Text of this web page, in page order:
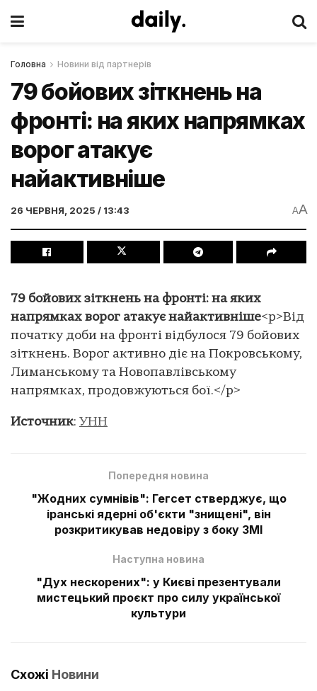
Головна Новини від партнерів
79 бойових зіткнень на
фронті: на яких напрямках
ворог атакує
найактивніше
26 ЧЕРВНЯ, 2025 / 13:43 AA
79 бойових зіткнень на фронті: на яких
напрямках ворог атакує найактивніше<p>Від
початку доби на фронті відбулося 79 бойових
зіткнень. Ворог активно діє на Покровському,
Лиманському та Новопавлівському
напрямках, продовжуються бої.</p>
Источник: УНН
Попередня новина
"Жодних сумнівів": Гегсет стверджує, що
іранські ядерні об'єкти "знищені", він
розкритикував недовіру з боку ЗМІ
Наступна новина
"Дух нескорених": у Києві презентували
мистецький проєкт про силу української
культури
Схожі Новини